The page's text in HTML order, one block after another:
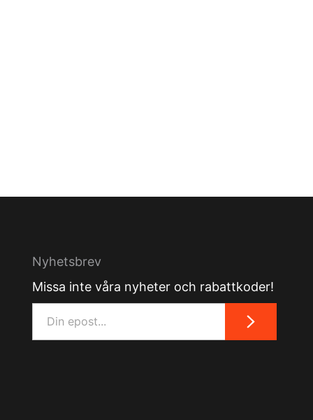
Nyhetsbrev
Missa inte våra nyheter och rabattkoder!